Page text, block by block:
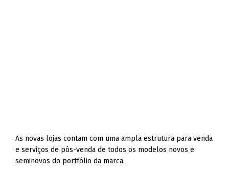
As novas lojas contam com uma ampla estrutura para venda
e serviços de pós-venda de todos os modelos novos e
seminovos do portfólio da marca.